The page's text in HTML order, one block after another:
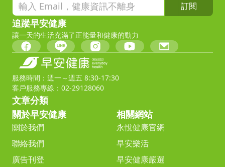
訂閱
追蹤早安健康
讓一天的生活充滿了正能量和健康的動力
服務時間：週一～週五 8:30-17:30
客戶服務專線：02-29128060
文章分類
關於早安健康
關於我們
聯絡我們
廣告刊登
相關網站
永悅健康官網
早安樂活
早安健康嚴選